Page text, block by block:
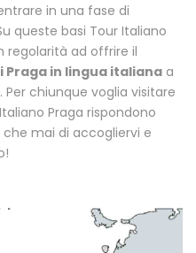
in una fase di
queste basi Tour Italiano
regolarità ad offrire il
Praga in lingua italiana a
chiunque voglia visitare
Praga rispondono
mai di accogliervi e